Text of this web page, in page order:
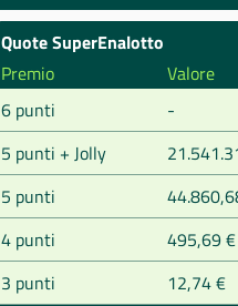
Quote SuperEnalotto
Premio
Valore
6 punti
-
5 punti + Jolly
5 punti
4 punti
495,69 €
3 punti
12,74 €